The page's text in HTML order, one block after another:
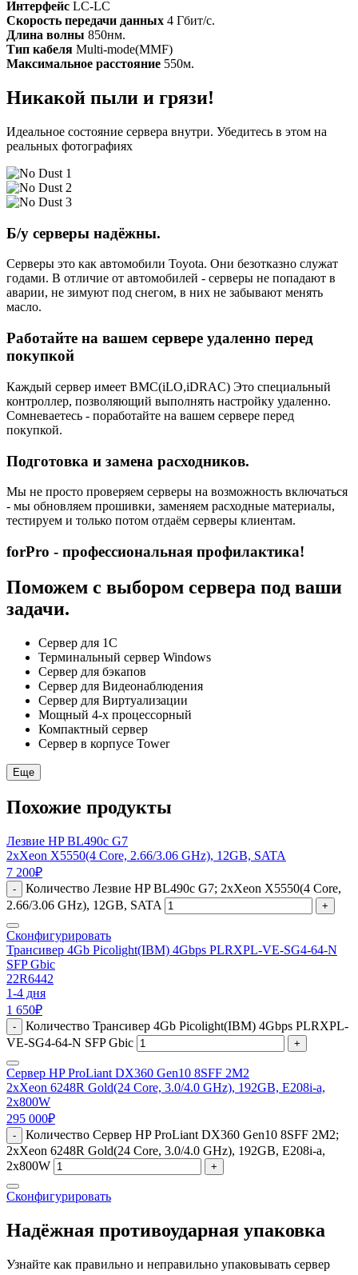
Интерфейс LC-LC
Скорость передачи данных 4 Гбит/с.
Длина волны 850нм.
Тип кабеля Multi-mode(MMF)
Максимальное расстояние 550м.
Никакой пыли и грязи!
Идеальное состояние сервера внутри. Убедитесь в этом на
реальных фотографиях
Б/у серверы надёжны.
Серверы это как автомобили Toyota. Они безотказно служат
годами. В отличие от автомобилей - серверы не попадают в
аварии, не зимуют под снегом, в них не забывают менять
масло.
Работайте на вашем сервере удаленно перед
покупкой
Каждый сервер имеет BMC(iLO,iDRAC) Это специальный
контроллер, позволяющий выполнять настройку удаленно.
Сомневаетесь - поработайте на вашем сервере перед
покупкой.
Подготовка и замена расходников.
Мы не просто проверяем серверы на возможность включаться
- мы обновляем прошивки, заменяем расходные материалы,
тестируем и только потом отдаём серверы клиентам.
forPro - профессиональная профилактика!
Поможем с выбором сервера под ваши
задачи.
Сервер для 1С
Терминальный сервер Windows
Сервер для бэкапов
Сервер для Видеонаблюдения
Сервер для Виртуализации
Мощный 4-х процессорный
Компактный сервер
Сервер в корпусе Tower
Еще
Похожие продукты
Лезвие HP BL490c G7
2xXeon X5550(4 Core, 2.66/3.06 GHz), 12GB, SATA
7 200₽
-
Количество Лезвие HP BL490c G7; 2xXeon X5550(4 Core,
2.66/3.06 GHz), 12GB, SATA
+
Сконфигурировать
Трансивер 4Gb Picolight(IBM) 4Gbps PLRXPL-VE-SG4-64-N
SFP Gbic
22R6442
1-4 дня
1 650₽
-
Количество Трансивер 4Gb Picolight(IBM) 4Gbps PLRXPL-
VE-SG4-64-N SFP Gbic
+
Сервер HP ProLiant DX360 Gen10 8SFF 2M2
2xXeon 6248R Gold(24 Core, 3.0/4.0 GHz), 192GB, E208i-a,
2x800W
295 000₽
-
Количество Сервер HP ProLiant DX360 Gen10 8SFF 2M2;
2xXeon 6248R Gold(24 Core, 3.0/4.0 GHz), 192GB, E208i-a,
2x800W
+
Сконфигурировать
Надёжная противоударная упаковка
Узнайте как правильно и неправильно упаковывать сервер